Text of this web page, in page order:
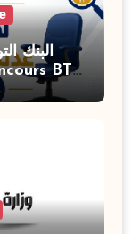
البنك